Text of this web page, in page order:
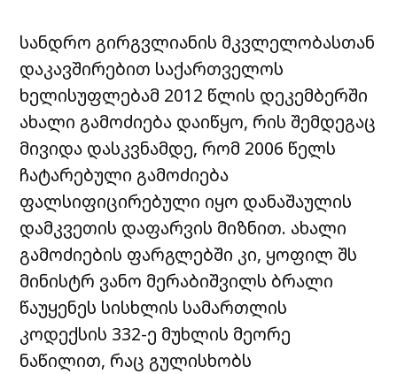
სანდრო გირგვლიანის მკვლელობასთან
დაკავშირებით საქართველოს
ხელისუფლებამ 2012 წლის დეკემბერში
ახალი გამოძიება დაიწყო, რის შემდეგაც
მივიდა დასკვნამდე, რომ 2006 წელს
ჩატარებული გამოძიება
ფალსიფიცირებული იყო დანაშაულის
დამკვეთის დაფარვის მიზნით. ახალი
გამოძიების ფარგლებში კი, ყოფილ შს
მინისტრ ვანო მერაბიშვილს ბრალი
წაუყენეს სისხლის სამართლის
კოდექსის 332-ე მუხლის მეორე
ნაწილით, რაც გულისხობს